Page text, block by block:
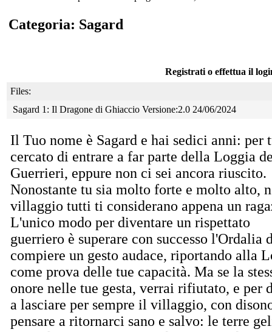
Categoria: Sagard
Registrati o effettua il
Files:
Sagard 1: Il Dragone di Ghiaccio Versione:2.0 24/06/2024
Il Tuo nome è Sagard e hai sedici anni: per
cercato di entrare a far parte della Loggia
Guerrieri, eppure non ci sei ancora riuscito.
Nonostante tu sia molto forte e molto alto,
villaggio tutti ti considerano appena un
L'unico modo per diventare un rispettato
guerriero è superare con successo l'Ordalia
compiere un gesto audace, riportando alla
come prova delle tue capacità. Ma se la
onore nelle tue gesta, verrai rifiutato, e per
a lasciare per sempre il villaggio, con
pensare a ritornarci sano e salvo: le terre